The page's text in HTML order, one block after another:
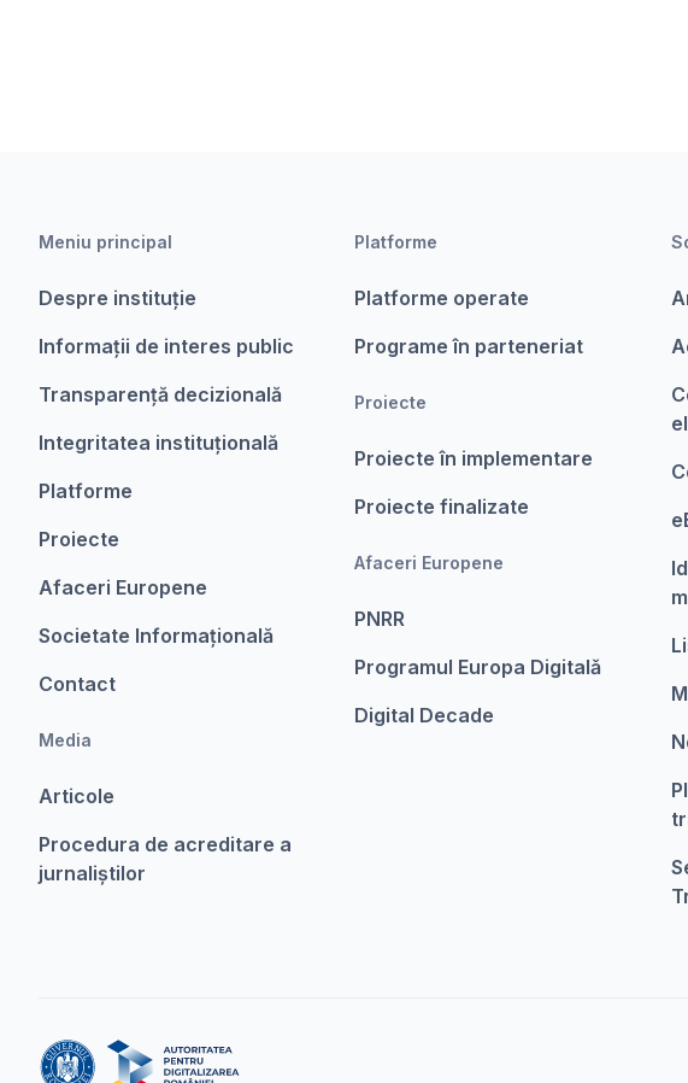
Meniu principal
Despre instituție
Informații de interes public
Transparență decizională
Integritatea instituțională
Platforme
Proiecte
Afaceri Europene
Societate Informațională
Contact
Media
Articole
Procedura de acreditare a
jurnaliștilor
Platforme
Platforme operate
Programe în parteneriat
Proiecte
Proiecte în implementare
Proiecte finalizate
Afaceri Europene
PNRR
Programul Europa Digitalǎ
Digital Decade